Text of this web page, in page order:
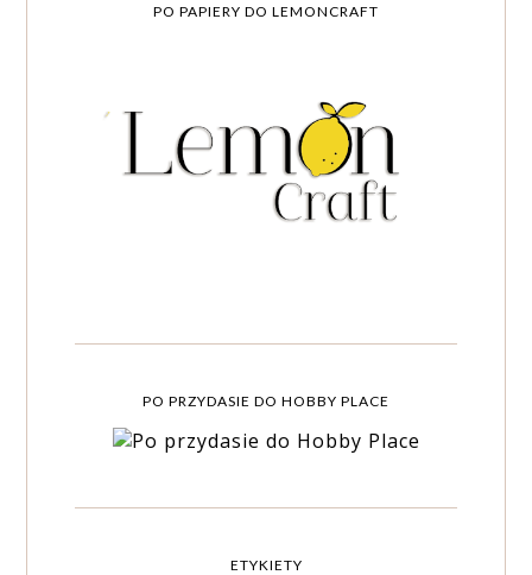
PO PAPIERY DO LEMONCRAFT
PO PRZYDASIE DO HOBBY PLACE
ETYKIETY